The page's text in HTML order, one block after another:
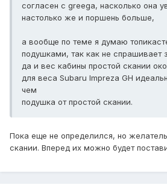
согласен с greega, насколько она
настолько же и поршень больше,
а вообще по теме я думаю
подушками, так как не спрашивает
да и вес кабины простой скании
для веса Subaru Impreza GH
чем
подушка от простой скании.
Пока еще не определился, но
скании. Вперед их можно будет